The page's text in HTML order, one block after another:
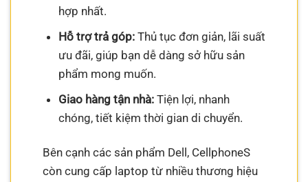
hợp nhất.
Hỗ trợ trả góp:Thủ tục đơn giản, lãi suất
ưu đãi, giúp bạn dễ dàng sở hữu sản
phẩm mong muốn.
Giao hàng tận nhà:Tiện lợi, nhanh
chóng, tiết kiệm thời gian di chuyển.
Bên cạnh các sản phẩm Dell, CellphoneS
còn cung cấp laptop từ nhiều thương hiệu